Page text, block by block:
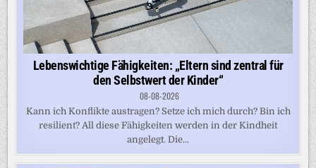
Lebenswichtige Fähigkeiten: „Eltern sind zentral für
den Selbstwert der Kinder“
08-08-2026
Kann ich Konflikte austragen? Setze ich mich durch? Bin ich
resilient? All diese Fähigkeiten werden in der Kindheit
angelegt. Die...